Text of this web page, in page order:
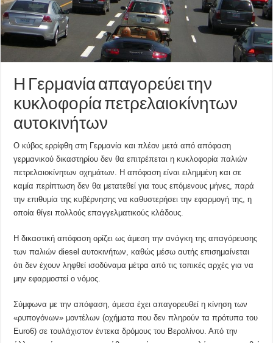
Η Γερμανία απαγορεύει την
κυκλοφορία πετρελαιοκίνητων
αυτοκινήτων
Ο κύβος ερρίφθη στη Γερμανία και πλέον μετά από απόφαση
γερμανικού δικαστηρίου δεν θα επιτρέπεται η κυκλοφορία παλιών
πετρελαιοκίνητων οχημάτων. Η απόφαση είναι ειλημμένη και σε
καμία περίπτωση δεν θα μετατεθεί για τους επόμενους μήνες, παρά
την επιθυμία της κυβέρνησης να καθυστερήσει την εφαρμογή της, η
οποία θίγει πολλούς επαγγελματικούς κλάδους.
Η δικαστική απόφαση ορίζει ως άμεση την ανάγκη της απαγόρευσης
των παλιών diesel αυτοκινήτων, καθώς μέσω αυτής επισημαίνεται
ότι δεν έχουν ληφθεί ισοδύναμα μέτρα από τις τοπικές αρχές για να
μην εφαρμοστεί ο νόμος.
Σύμφωνα με την απόφαση, άμεσα έχει απαγορευθεί η κίνηση των
«ρυπογόνων» μοντέλων (οχήματα που δεν πληρούν τα πρότυπα του
Euro6) σε τουλάχιστον έντεκα δρόμους του Βερολίνου. Από την